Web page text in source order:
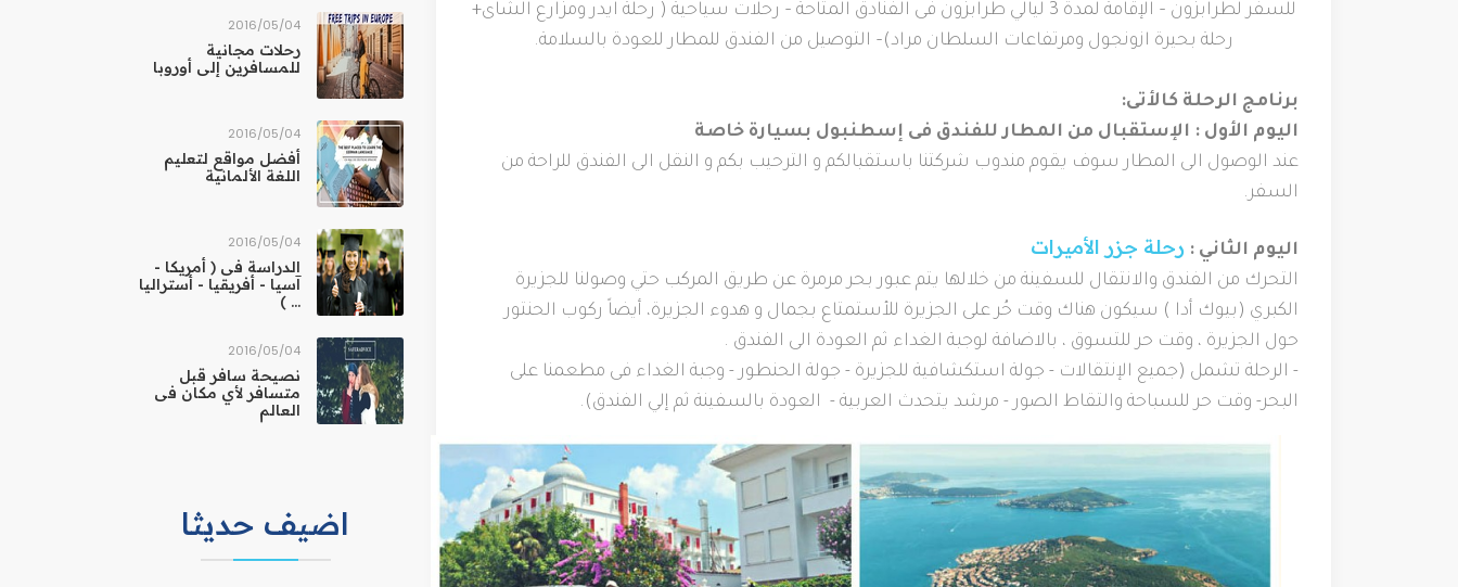
للسفر لطرابزون – الإقامة لمدة 3 ليالي طرابزون فى الفنادق المتاحة – رحلات سياحية ( رحلة ايدر ومزارع الشاى+
رحلة بحيرة ازونجول ومرتفاعات السلطان مراد)– التوصيل من الفندق للمطار للعودة بالسلامة.
برنامج الرحلة كالأتى:
اليوم الأول : الإستقبال من المطار للفندق فى إسطنبول بسيارة خاصة
عند الوصول الى المطار سوف يقوم مندوب شركتنا باستقبالكم و الترحيب بكم و النقل الى الفندق للراحة من
السفر.
اليوم الثاني : رحلة جزر الأميرات
التحرك من الفندق والانتقال للسفينة من خلالها يتم عبور بحر مرمرة عن طريق المركب حتي وصولنا للجزيرة
الكبري (بيوك أدا ) سيكون هناك وقت حُر على الجزيرة للأستمتاع بجمال و هدوء الجزيرة، أيضاً ركوب الحنتور
حول الجزيرة ، وقت حر للتسوق ، بالاضافة لوجبة الغداء ثم العودة الى الفندق .
- الرحلة تشمل (جميع الإنتقالات - جولة استكشافية للجزيرة - جولة الحنطور - وجبة الغداء فى مطعمنا على
البحر- وقت حر للسباحة والتقاط الصور - مرشد يتحدث العربية - العودة بالسفينة ثم إلي الفندق).
04‏/05‏/2016
رحلات مجانية
للمسافرين إلى أوروبا
04‏/05‏/2016
أفضل مواقع لتعليم
اللغة الألمانية
04‏/05‏/2016
الدراسة فى ( أمريكا -
آسيا - أفريقيا - أستراليا
... )
04‏/05‏/2016
نصيحة سافر قبل
متسافر لأي مكان فى
العالم
اضيف حديثا